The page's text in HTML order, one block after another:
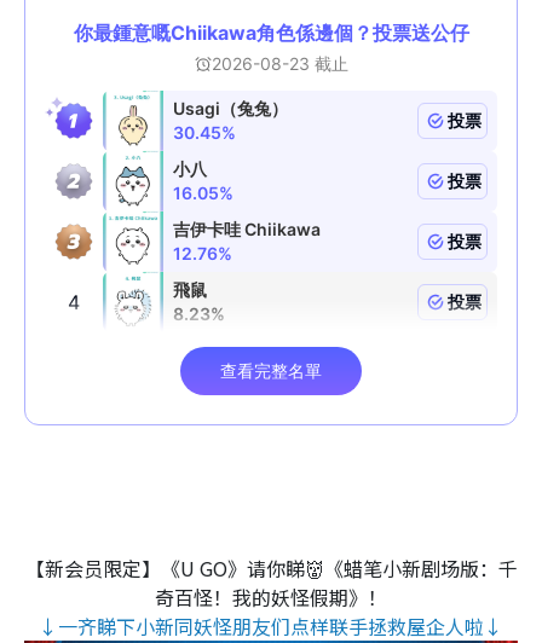
【新会员限定】《U GO》请你睇👹《蜡笔小新剧场版：千
奇百怪！我的妖怪假期》！
↓一齐睇下小新同妖怪朋友们点样联手拯救屋企人啦↓